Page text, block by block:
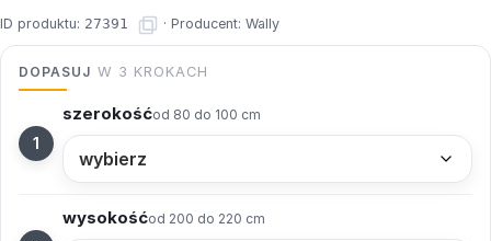
ID produktu: 27391 · Producent: Wally
DOPASUJ W 3 KROKACH
szerokośćod 80 do 100 cm
wysokośćod 200 do 220 cm